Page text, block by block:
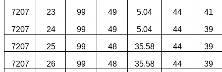
7207 23 99 49 5.04 44 41
7207 24 99 49 5.04 44 39
7207 25 99 48 35.58 44 39
7207 26 99 48 35.58 44 39